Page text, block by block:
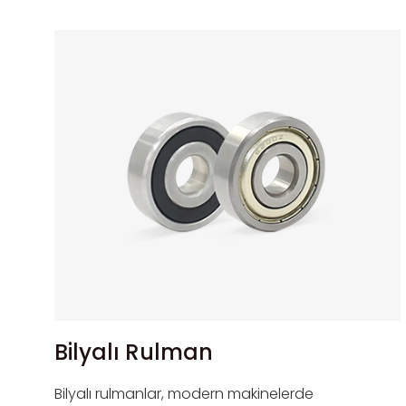
kaliteli montajlar sağlamak için ultrasonik
kaynaklıdır. Plastik makaralarımız iletken bir
plastik yapı kullanılarak üretilmektedir.
Benzersiz ürünleri müşterilerin
gereksinimlerine göre özelleştirebiliriz.
Çeşitli ebatlarda rulman kasnağı imalatı
Bilyalı Rulman
Bilyalı rulmanlar, modern makinelerde